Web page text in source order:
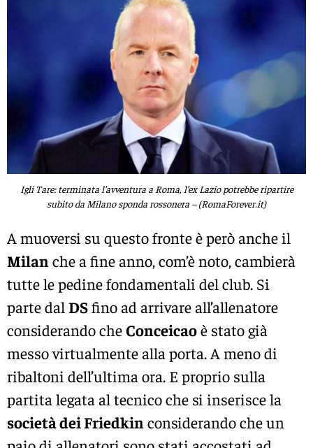
Igli Tare: terminata l’avventura a Roma, l’ex Lazio potrebbe ripartire
subito da Milano sponda rossonera – (RomaForever.it)
A muoversi su questo fronte è però anche il
Milanche a fine anno, com’è noto, cambierà
tutte le pedine fondamentali del club. Si
parte dal DSfino ad arrivare all’allenatore
considerando cheConceicaoè stato già
messo virtualmente alla porta. A meno di
ribaltoni dell’ultima ora. E proprio sulla
partita legata al tecnico che si inserisce la
società dei Friedkinconsiderando che un